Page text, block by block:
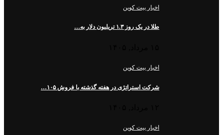
اخبار بیت کوین
طلا در یک روز ۱.۳ تریلیون دلار به…
اخبار بیت کوین
شرکت استراتژی در هفته گذشته با فروش ۱۰۵…
اخبار بیت کوین